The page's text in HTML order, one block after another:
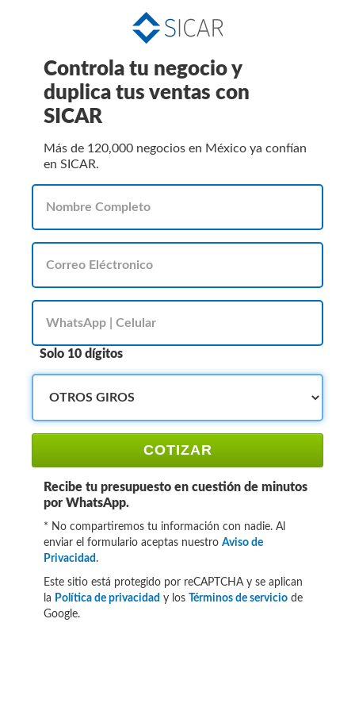
Controla tu negocio y
duplica tus ventas con
SICAR
Más de 120,000 negocios en México ya confían
en SICAR.
Solo 10 dígitos
COTIZAR
Recibe tu presupuesto en cuestión de minutos
por WhatsApp.
* No compartiremos tu información con nadie. Al
enviar el formulario aceptas nuestro Aviso de
Privacidad .
Este sitio está protegido por reCAPTCHA y se aplican
la Política de privacidad y los Términos de servicio de
Google.